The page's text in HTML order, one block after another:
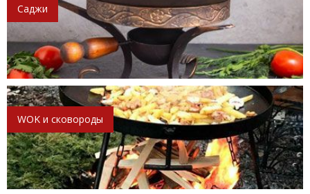
Саджи
WOK и сковороды